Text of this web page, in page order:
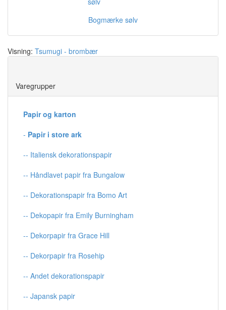
Bogmærke sølv
Visning: Tsumugi - brombær
Varegrupper
Papir og karton
- Papir i store ark
-- Italiensk dekorationspapir
-- Håndlavet papir fra Bungalow
-- Dekorationspapir fra Bomo Art
-- Dekopapir fra Emily Burningham
-- Dekorpapir fra Grace Hill
-- Dekorpapir fra Rosehip
-- Andet dekorationspapir
-- Japansk papir